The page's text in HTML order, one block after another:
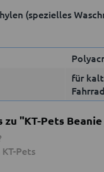
(spezielles
für
"KT-Pets
Pets